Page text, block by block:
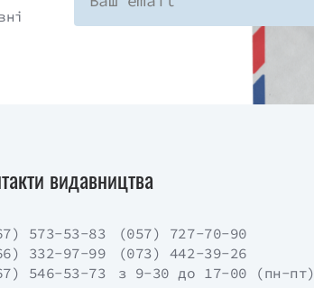
видавництва
573-53-83
(057) 727-70-90
332-97-99
(073) 442-39-26
546-53-73
з 9-30 до 17-00 (пн-пт)